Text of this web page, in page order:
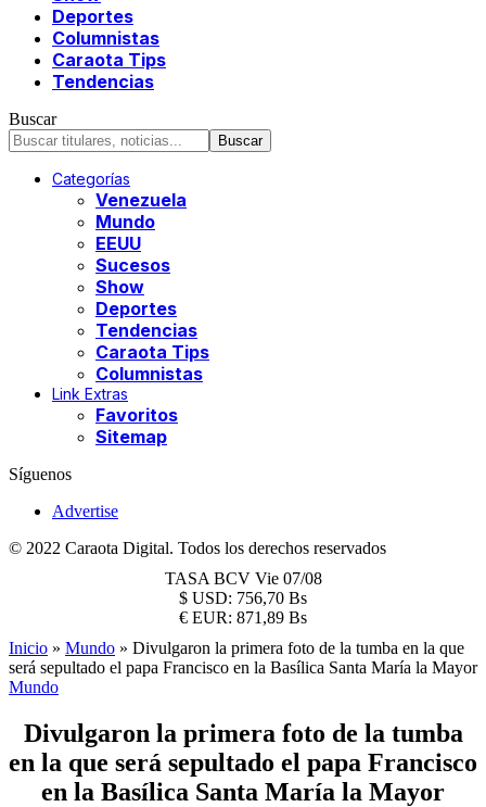
Deportes
Columnistas
Caraota Tips
Tendencias
Buscar
Categorías
Venezuela
Mundo
EEUU
Sucesos
Show
Deportes
Tendencias
Caraota Tips
Columnistas
Link Extras
Favoritos
Sitemap
Síguenos
Advertise
© 2022 Caraota Digital. Todos los derechos reservados
TASA BCV Vie 07/08
$ USD: 756,70 Bs
€ EUR: 871,89 Bs
Inicio » Mundo » Divulgaron la primera foto de la tumba en la que
será sepultado el papa Francisco en la Basílica Santa María la Mayor
Mundo
Divulgaron la primera foto de la tumba
en la que será sepultado el papa Francisco
en la Basílica Santa María la Mayor